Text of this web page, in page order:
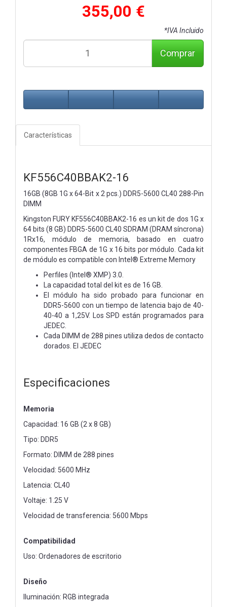
355,00 €
*IVA Incluido
Comprar
Características
KF556C40BBAK2-16
16GB (8GB 1G x 64-Bit x 2 pcs.) DDR5-5600 CL40 288-Pin
DIMM
Kingston FURY KF556C40BBAK2-16 es un kit de dos 1G x
64 bits (8 GB) DDR5-5600 CL40 SDRAM (DRAM síncrona)
1Rx16, módulo de memoria, basado en cuatro
componentes FBGA de 1G x 16 bits pormódulo. Cada kit
de módulo es compatible con Intel® Extreme Memory
Perfiles (Intel® XMP) 3.0.
La capacidad total del kit es de 16 GB.
El módulo ha sido probado para funcionar en
DDR5-5600 con un tiempo de latencia bajode 40-
40-40 a 1,25V. Los SPD están programados para
JEDEC.
Cada DIMM de 288 pines utiliza dedos de contacto
dorados. El JEDEC
Especificaciones
Memoria
Capacidad: 16 GB (2 x 8 GB)
Tipo: DDR5
Formato: DIMM de 288 pines
Velocidad: 5600 MHz
Latencia: CL40
Voltaje: 1.25 V
Velocidad de transferencia: 5600 Mbps
Compatibilidad
Uso: Ordenadores de escritorio
Diseño
Iluminación: RGB integrada